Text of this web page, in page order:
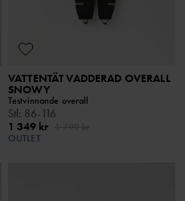
VATTENTÄT VADDERAD OVERALL
SNOWY
Testvinnande overall
Stl : 86-116
1 349 kr
OUTLET